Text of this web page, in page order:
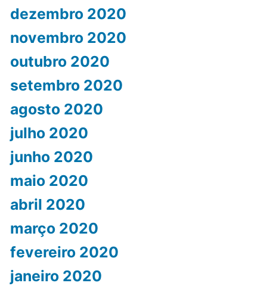
dezembro 2020
novembro 2020
outubro 2020
setembro 2020
agosto 2020
julho 2020
junho 2020
maio 2020
abril 2020
março 2020
fevereiro 2020
janeiro 2020